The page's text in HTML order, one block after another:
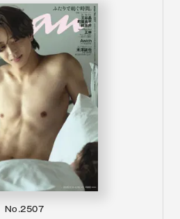
No.2507